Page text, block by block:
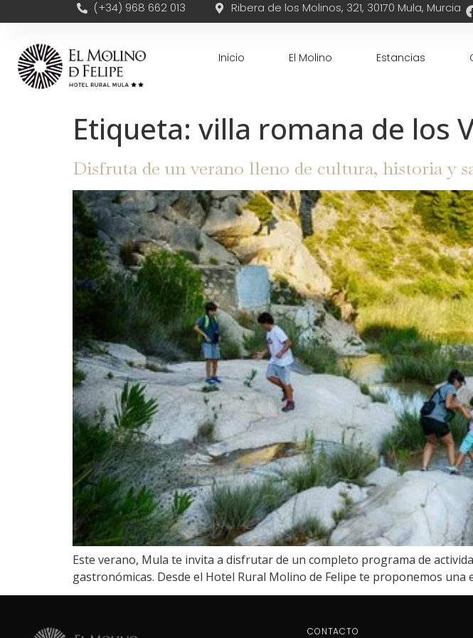
(+34) 968 662 013 Ribera de los Molinos, 321, 30170 Mula, Murcia
Inicio El Molino Estancias
Etiqueta: villa romana de los
Disfruta de un verano lleno de cultura, historia y
Este verano, Mula te invita a disfrutar de un completo programa de
gastronómicas. Desde el Hotel Rural Molino de Felipe te proponemos una
CONTACTO